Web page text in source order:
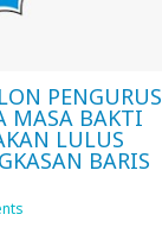
PENGURUS
MASA BAKTI
LULUS
BARIS